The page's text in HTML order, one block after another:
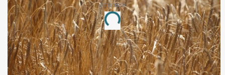
Annonce
Loading...
Jobs